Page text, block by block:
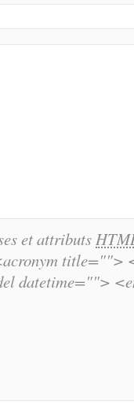
et attributs
title="">
datetime="">